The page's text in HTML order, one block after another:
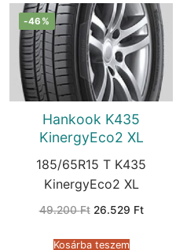
-46%
Hankook K435
KinergyEco2 XL
185/65R15 T K435
KinergyEco2 XL
49.200Ft Original
49.200 Ft.
26.529 FtCurrent
Kosárba teszem